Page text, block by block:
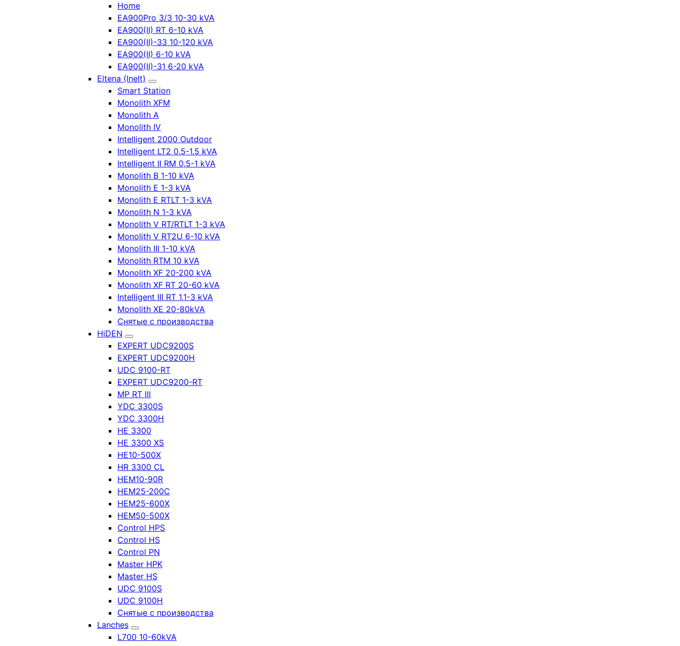
Home
EA900Pro 3/3 10-30 kVA
EA900(II) RT 6-10 kVA
EA900(II)-33 10-120 kVA
EA900(II) 6-10 kVA
EA900(II)-31 6-20 kVA
Eltena (Inelt)
Smart Station
Monolith XFM
Monolith A
Monolith IV
Intelligent 2000 Outdoor
Intelligent LT2 0.5-1.5 kVA
Intelligent II RM 0,5-1 kVA
Monolith B 1-10 kVA
Monolith E 1-3 kVA
Monolith E RTLT 1-3 kVA
Monolith N 1-3 kVA
Monolith V RT/RTLT 1-3 kVA
Monolith V RT2U 6-10 kVA
Monolith III 1-10 kVA
Monolith RTM 10 kVA
Monolith XF 20-200 kVA
Monolith XF RT 20-60 kVA
Intelligent III RT 1,1-3 kVA
Monolith XE 20-80kVA
Снятые с производства
HiDEN
EXPERT UDC9200S
EXPERT UDC9200H
UDC 9100-RT
EXPERT UDC9200-RT
MP RT III
YDC 3300S
YDC 3300H
HE 3300
HE 3300 XS
HE10-500X
HR 3300 CL
HEM10-90R
HEM25-200C
HEM25-600X
HEM50-500X
Control HPS
Control HS
Control PN
Master HPK
Master HS
UDC 9100S
UDC 9100H
Снятые с производства
Lanches
L700 10-60kVA